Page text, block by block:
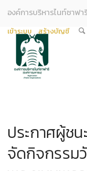
องค์การบริหารไนท์ซาฟ
เข้าระบบ สร้างบัญชี
ประกาศผู้ชน
จัดกิจกรรม